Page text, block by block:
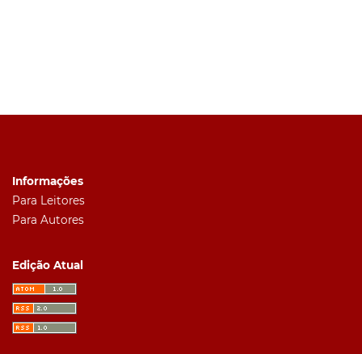
Informações
Para Leitores
Para Autores
Edição Atual